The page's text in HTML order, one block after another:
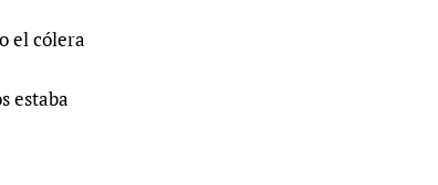
el cólera
estaba